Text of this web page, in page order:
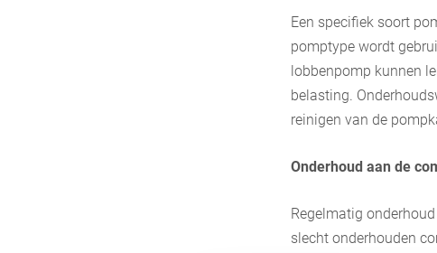
Een specifiek soort
pomptype wordt
lobbenpomp kunnen
belasting.
reinigen van de
Onderhoud aan de
Regelmatig
slecht onderhouden